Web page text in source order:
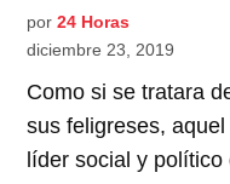
por 24 Horas
diciembre 23, 2019
Como si se tratara
sus feligreses,
líder social y